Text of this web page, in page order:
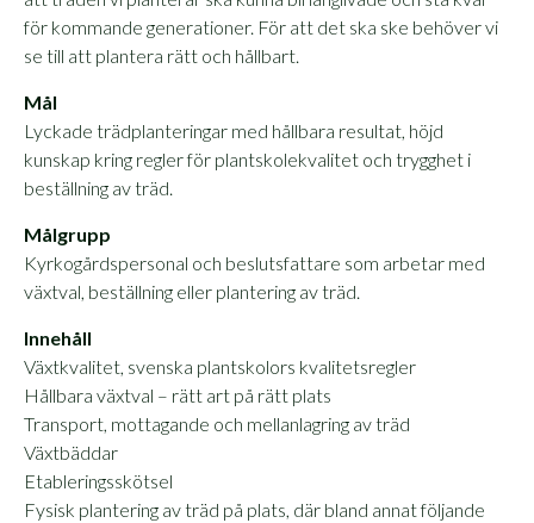
för kommande generationer. För att det ska ske behöver vi
se till att plantera rätt och hållbart.
Mål
Lyckade trädplanteringar med hållbara resultat, höjd
kunskap kring regler för plantskolekvalitet och trygghet i
beställning av träd.
Målgrupp
Kyrkogårdspersonal och beslutsfattare som arbetar med
växtval, beställning eller plantering av träd.
Innehåll
Växtkvalitet, svenska plantskolors kvalitetsregler
Hållbara växtval – rätt art på rätt plats
Transport, mottagande och mellanlagring av träd
Växtbäddar
Etableringsskötsel
Fysisk plantering av träd på plats, där bland annat följande